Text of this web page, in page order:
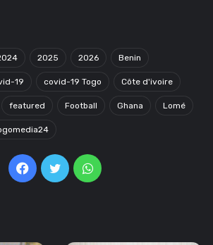
2025 2026 Benin
19 covid-19 Togo Côte d'ivoire
featured Football Ghana Lomé
Facebook
TwitterWhatsApp